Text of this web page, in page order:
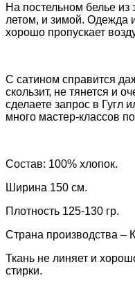
На постельном белье из
летом, и зимой. Одежда
хорошо пропускает
С сатином справится
скользит, не тянется и
сделаете запрос в Гугл
много мастер-классов
Состав: 100% хлопок.
Ширина 150 см.
Плотность 125-130 гр.
Страна производства –
Ткань не линяет и
стирки.